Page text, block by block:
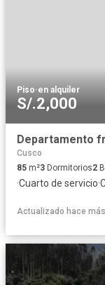
Piso·en alquiler
S/.2,000
Departamento
Cusco
85 m²3 Dormitorios2
·Cuarto de servicio·
Actualizado hace